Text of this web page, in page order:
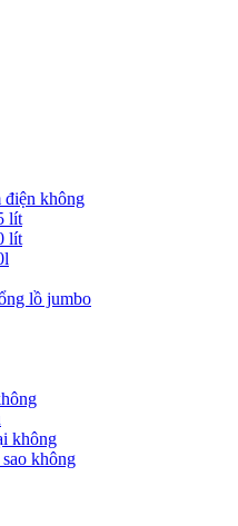
điện không
lít
lít
lồ jumbo
không
không